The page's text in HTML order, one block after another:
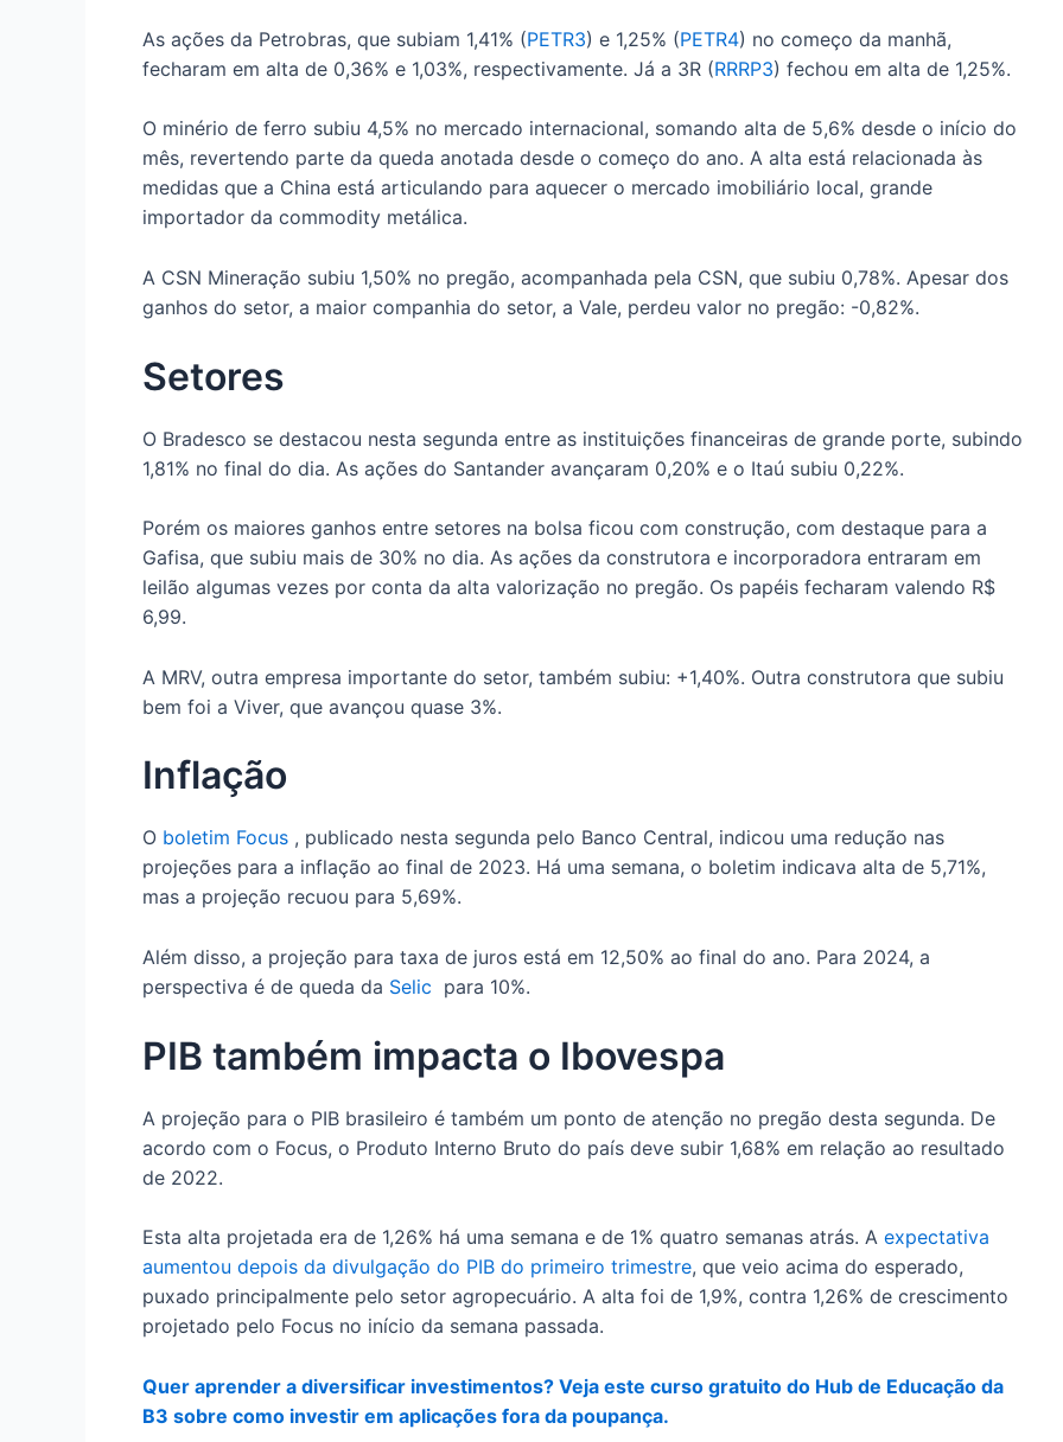
As ações da Petrobras, que subiam 1,41% (PETR3) e 1,25% (PETR4) no começo da manhã,
fecharam em alta de 0,36% e 1,03%, respectivamente. Já a 3R (RRRP3) fechou em alta de 1,25%.
O minério de ferro subiu 4,5% no mercado internacional, somando alta de 5,6% desde o início do
mês, revertendo parte da queda anotada desde o começo do ano. A alta está relacionada às
medidas que a China está articulando para aquecer o mercado imobiliário local, grande
importador da commodity metálica.
A CSN Mineração subiu 1,50% no pregão, acompanhada pela CSN, que subiu 0,78%. Apesar dos
ganhos do setor, a maior companhia do setor, a Vale, perdeu valor no pregão: -0,82%.
Setores
O Bradesco se destacou nesta segunda entre as instituições financeiras de grande porte, subindo
1,81% no final do dia. As ações do Santander avançaram 0,20% e o Itaú subiu 0,22%.
Porém os maiores ganhos entre setores na bolsa ficou com construção, com destaque para a
Gafisa, que subiu mais de 30% no dia. As ações da construtora e incorporadora entraram em
leilão algumas vezes por conta da alta valorização no pregão. Os papéis fecharam valendo R$
6,99.
A MRV, outra empresa importante do setor, também subiu: +1,40%. Outra construtora que subiu
bem foi a Viver, que avançou quase 3%.
Inflação
O boletim Focus , publicado nesta segunda pelo Banco Central, indicou uma redução nas
projeções para a inflação ao final de 2023. Há uma semana, o boletim indicava alta de 5,71%,
mas a projeção recuou para 5,69%.
Além disso, a projeção para taxa de juros está em 12,50% ao final do ano. Para 2024, a
perspectiva é de queda da Selic para 10%.
PIB também impacta o Ibovespa
A projeção para o PIB brasileiro é também um ponto de atenção no pregão desta segunda. De
acordo com o Focus, o Produto Interno Bruto do país deve subir 1,68% em relação ao resultado
de 2022.
Esta alta projetada era de 1,26% há uma semana e de 1% quatro semanas atrás. A expectativa
aumentou depois da divulgação do PIB do primeiro trimestre, que veio acima do esperado,
puxado principalmente pelo setor agropecuário. A alta foi de 1,9%, contra 1,26% de crescimento
projetado pelo Focus no início da semana passada.
Quer aprender a diversificar investimentos? Veja este curso gratuito do Hub de Educação da
B3 sobre como investir em aplicações fora da poupança.